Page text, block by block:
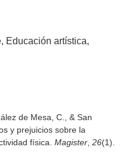
Educación artística
de Mesa, C., & San
y prejuicios sobre la
física. Magister, 26(1).